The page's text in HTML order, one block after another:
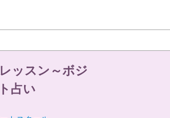
ッスン～ボジ
占い